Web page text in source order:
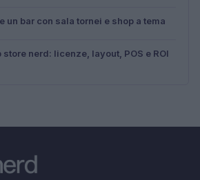
un bar con sala tornei e shop a tema
nerd: licenze, layout, POS e ROI